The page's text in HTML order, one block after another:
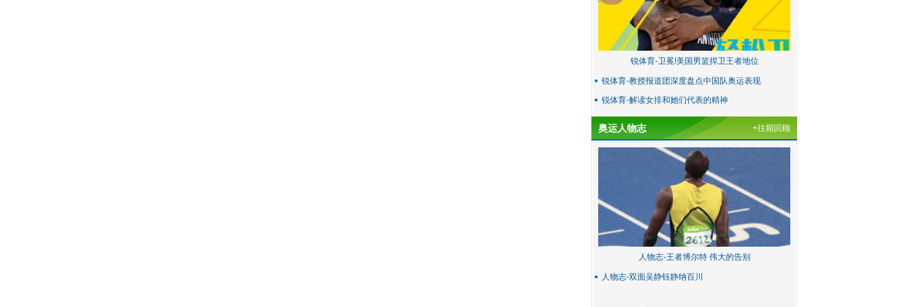
锐体育-卫冕!美国男篮捍卫王者地位
锐体育-教授报道团深度盘点中国队奥运表现
锐体育-解读女排和她们代表的精神
奥运人物志 +往期回顾
人物志-王者博尔特 伟大的告别
人物志-双面吴静钰静纳百川